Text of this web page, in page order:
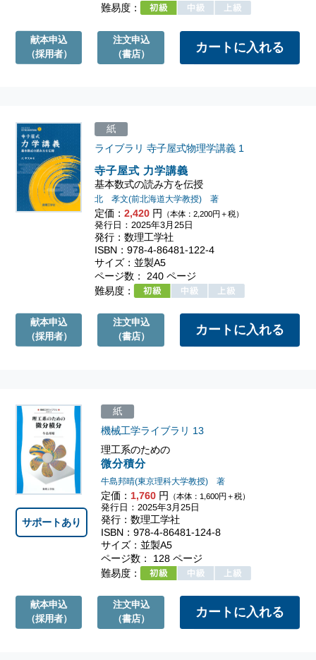
難易度：
献本申込
（採用者）
注文申込
（書店）
寺子屋式 力学講義
基本数式の読み方を伝授
ライブラリ 寺子屋式物理学講義 1
北 孝文(前北海道大学教授) 著
定価：2,420 円 （本体：2,200円＋税）
紙
発行日：2025年3月25日
発行：数理工学社
ISBN：978-4-86481-122-4
サイズ：並製A5
ページ数： 240 ページ
難易度：
献本申込
（採用者）
注文申込
（書店）
理工系のための
微分積分
機械工学ライブラリ 13
牛島邦晴(東京理科大学教授) 著
定価： 1,760円 （本体：1,600円＋税）
紙
発行日：2025年3月25日
発行：数理工学社
ISBN：978-4-86481-124-8
サイズ：並製A5
ページ数： 128 ページ
難易度：
サポートあり
献本申込
（採用者）
注文申込
（書店）